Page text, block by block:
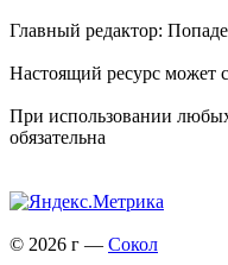
Главный редактор:
Настоящий ресурс может
При использовании
обязательна
© 2026 г — Сокол